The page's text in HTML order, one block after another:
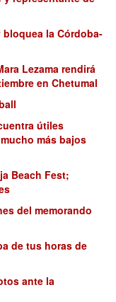
bloquea la Córdoba-
Lezama rendirá
en Chetumal
útiles
más bajos
Beach Fest;
del memorando
de tus horas de
ante la